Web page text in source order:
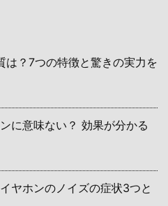
？7つの特徴と驚きの実力を
に意味ない？ 効果が分かる
ヤホンのノイズの症状3つと